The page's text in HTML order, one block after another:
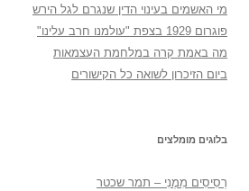
מי האשמים בעינוי הדין שנגרם לגל הירש
פוגרום 1929 בצפת "עולמנו חרב עלינו"
מה באמת קרה במלחמת העצמאות
ביום הזיכרון לשואה כל הקישורים
בלוגים מומלצים
רְסִיסִים מִמֶנִי – תמר שכטר